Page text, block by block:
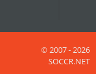
© 2007 - 2026
SOCCR.NET